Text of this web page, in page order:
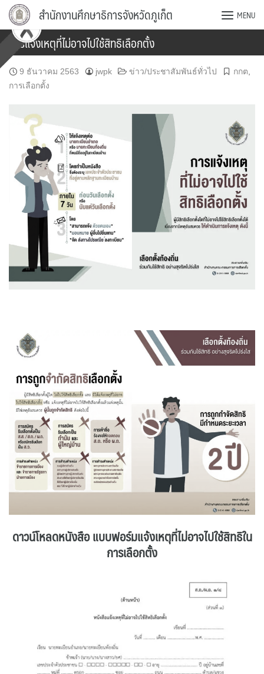
Skip
content
สำนักงานศึกษาธิการจังหวัดภูเก็ต MENU
การแจ้งเหตุที่ไม่อาจไปใช้สิทธิเลือกตั้ง
9 ธันวาคม 2563 jwpk ข่าว/ประชาสัมพันธ์ทั่วไป กกต
การเลือกตั้ง
ดาวน์โหลดหนังสือ แบบฟอร์มแจ้งเหตุที่ไม่อาจไปใช้สิทธิใน
การเลือกตั้ง